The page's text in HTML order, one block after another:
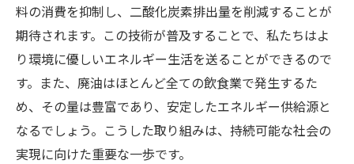
料の消費を抑制し、二酸化炭素排出量を削減することが
期待されます。この技術が普及することで、私たちはよ
り環境に優しいエネルギー生活を送ることができるので
す。また、廃油はほとんど全ての飲食業で発生するた
め、その量は豊富であり、安定したエネルギー供給源と
なるでしょう。こうした取り組みは、持続可能な社会の
実現に向けた重要な一歩です。